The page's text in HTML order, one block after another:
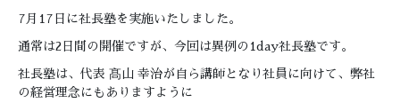
7月17日に社長塾を実施いたしました。
通常は2日間の開催ですが、今回は異例の1day社長塾です。
社長塾は、代表 髙山 幸治が自ら講師となり社員に向けて、弊社
の経営理念にもありますように